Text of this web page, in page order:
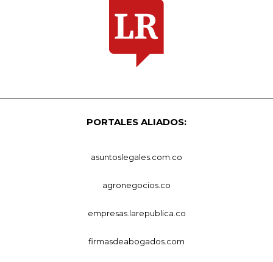
PORTALES ALIADOS:
asuntoslegales.com.co
agronegocios.co
empresas.larepublica.co
firmasdeabogados.com